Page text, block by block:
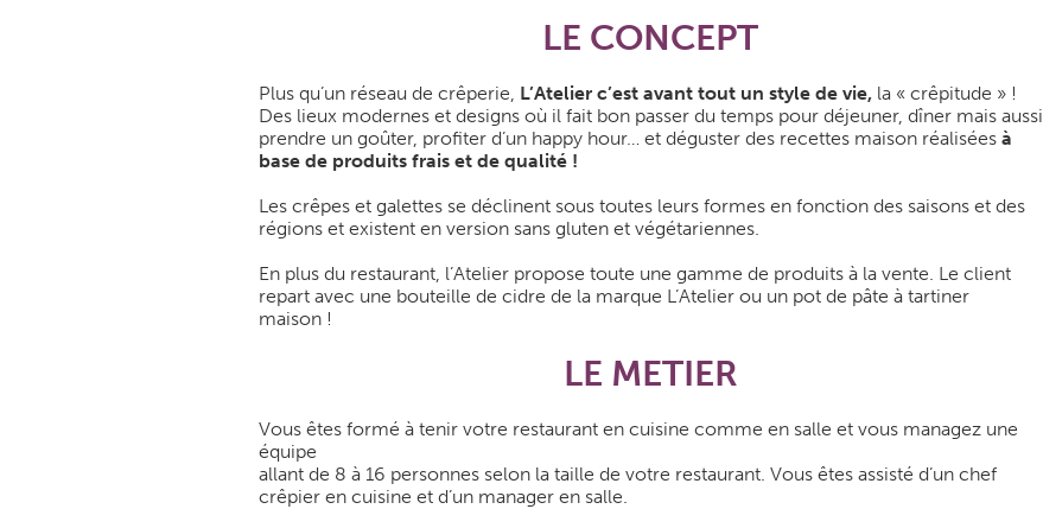
LE CONCEPT
Plus qu’un réseau de crêperie, L’Atelier c’est avant tout un style de vie,la « crêpitude » !
Des lieux modernes et designs où il fait bon passer du temps pour déjeuner, dîner mais aussi
prendre un goûter, profiter d’un happy hour… et déguster des recettes maison réaliséesà
base de produits frais et de qualité !
Les crêpes et galettes se déclinent sous toutes leurs formes en fonction des saisons et des
régions et existent en version sans gluten et végétariennes.
En plus du restaurant, l’Atelier propose toute une gamme de produits à la vente. Le client
repart avec une bouteille de cidre de la marque L’Atelier ou un pot de pâte à tartiner
maison !
LE METIER
Vous êtes formé à tenir votre restaurant en cuisine comme en salle et vous managez une
équipe
allant de 8 à 16 personnes selon la taille de votre restaurant. Vous êtes assisté d’un chef
crêpier en cuisine et d’un manager en salle.